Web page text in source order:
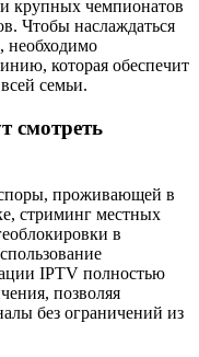
крупных чемпионатов
Чтобы наслаждаться
необходимо
которая обеспечит
семьи.
смотреть
проживающей в
стриминг местных
в
IPTV полностью
позволяя
без ограничений из